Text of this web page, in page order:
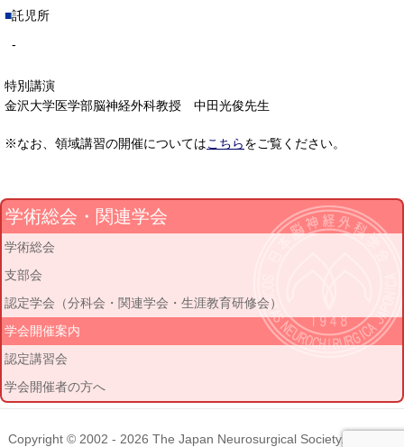
託児所
-
特別講演
金沢大学医学部脳神経外科教授 中田光俊先生
※なお、領域講習の開催についてはこちらをご覧ください。
学術総会・関連学会
学術総会
支部会
認定学会（分科会・関連学会・生涯教育研修会）
学会開催案内
認定講習会
学会開催者の方へ
Copyright © 2002 - 2026 The Japan Neurosurgical Society. All rights